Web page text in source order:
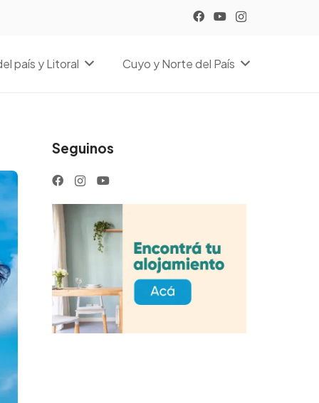
país y Litoral Cuyo y Norte del País
Seguinos